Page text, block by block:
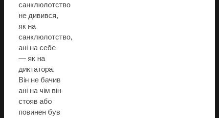
санклюлотство
не дивився,
як на
санклюлотство,
ані на себе
— як на
диктатора.
Він не бачив
ані на чім він
стояв або
повинен був